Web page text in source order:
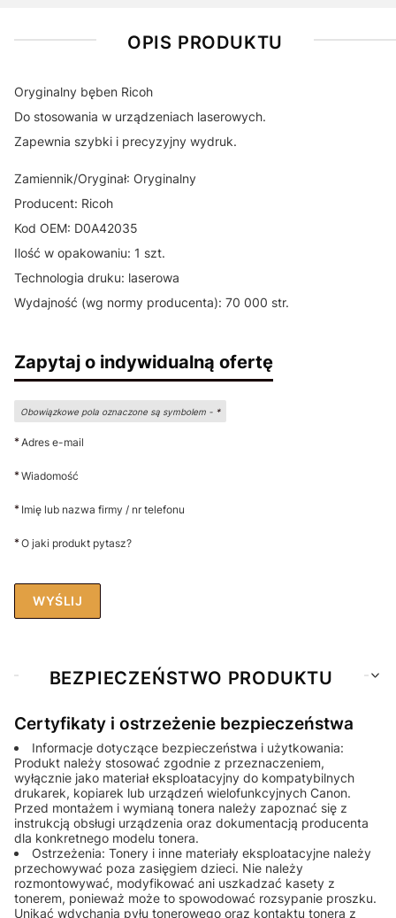
OPIS PRODUKTU
Oryginalny bęben Ricoh
Do stosowania w urządzeniach laserowych.
Zapewnia szybki i precyzyjny wydruk.
Zamiennik/Oryginał: Oryginalny
Producent: Ricoh
Kod OEM: D0A42035
Ilość w opakowaniu: 1 szt.
Technologia druku: laserowa
Wydajność (wg normy producenta): 70 000 str.
Zapytaj o indywidualną ofertę
Obowiązkowe pola oznaczone są symbolem - *
*Adres e-mail
*Wiadomość
* Imię lub nazwa firmy / nr telefonu
*O jaki produkt pytasz?
WYŚLIJ
BEZPIECZEŃSTWO PRODUKTU
Certyfikaty i ostrzeżenie bezpieczeństwa
Informacje dotyczące bezpieczeństwa i użytkowania:
Produkt należy stosować zgodnie z przeznaczeniem,
wyłącznie jako materiał eksploatacyjny do kompatybilnych
drukarek, kopiarek lub urządzeń wielofunkcyjnych Canon.
Przed montażem i wymianą tonera należy zapoznać się z
instrukcją obsługi urządzenia oraz dokumentacją producenta
dla konkretnego modelu tonera.
Ostrzeżenia: Tonery i inne materiały eksploatacyjne należy
przechowywać poza zasięgiem dzieci. Nie należy
rozmontowywać, modyfikować ani uszkadzać kasety z
tonerem, ponieważ może to spowodować rozsypanie proszku.
Unikać wdychania pyłu tonerowego oraz kontaktu tonera z